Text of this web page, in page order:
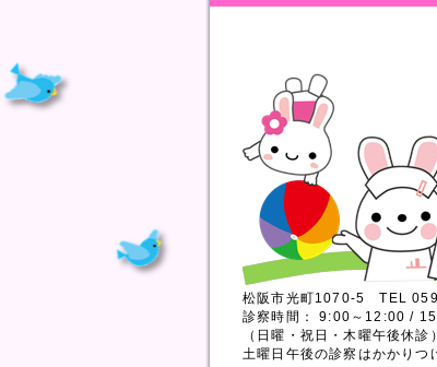
松阪市光町1070-5 TEL
診察時間： 9:00～12:00 /
（日曜・祝日・木曜午後休診）
土曜日午後の診察はかかりつ